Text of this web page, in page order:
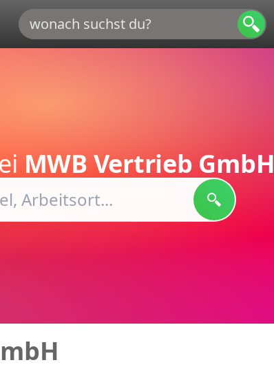
MWB Vertrieb GmbH